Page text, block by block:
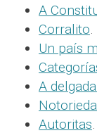
A
Corralito.
Un país
A
Autoritas.